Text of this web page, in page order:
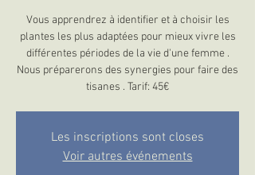
Vous apprendrez à identifier et à choisir les
plantes les plus adaptées pour mieux vivre les
différentes périodes de la vie d'une femme .
Nous préparerons des synergies pour faire des
tisanes . Tarif: 45€
Les inscriptions sont closes
Voir autres événements